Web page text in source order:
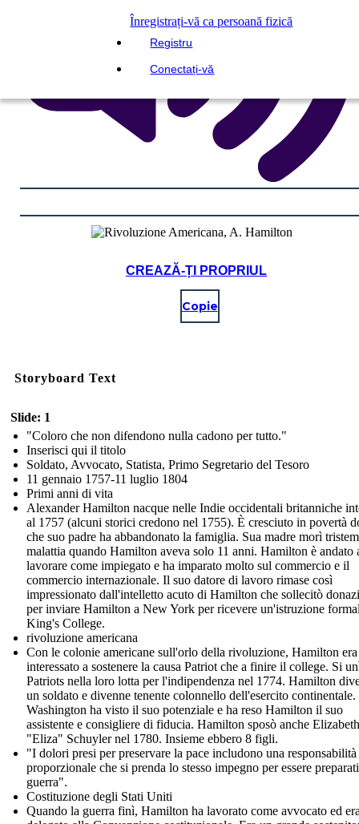
Înregistrați-vă ca persoană fizică
Registru
Conectați-vă
CREAZĂ-ȚI PROPRIUL
Copie
Storyboard Text
Slide: 1
"Coloro che non difendono nulla cadono per tutto."
Inserisci qui il titolo
Soldato, Avvocato, Statista, Primo Segretario del Tesoro
11 gennaio 1757-11 luglio 1804
Primi anni di vita
Alexander Hamilton nacque nelle Indie occidentali britanniche
al 1757 (alcuni storici credono nel 1755). È cresciuto in povertà
che suo padre ha abbandonato la famiglia. Sua madre morì
malattia quando Hamilton aveva solo 11 anni. Hamilton è andato
lavorare come impiegato e ha imparato molto sul commercio e il
commercio internazionale. Il suo datore di lavoro rimase così
impressionato dall'intelletto acuto di Hamilton che sollecitò
per inviare Hamilton a New York per ricevere un'istruzione
King's College.
rivoluzione americana
Con le colonie americane sull'orlo della rivoluzione, Hamilton
interessato a sostenere la causa Patriot che a finire il college. Si
Patriots nella loro lotta per l'indipendenza nel 1774. Hamilton
un soldato e divenne tenente colonnello dell'esercito continentale.
Washington ha visto il suo potenziale e ha reso Hamilton il suo
assistente e consigliere di fiducia. Hamilton sposò anche Elizabeth
"Eliza" Schuyler nel 1780. Insieme ebbero 8 figli.
"I dolori presi per preservare la pace includono una responsabilità
proporzionale che si prenda lo stesso impegno per essere
guerra".
Costituzione degli Stati Uniti
Quando la guerra finì, Hamilton ha lavorato come avvocato ed